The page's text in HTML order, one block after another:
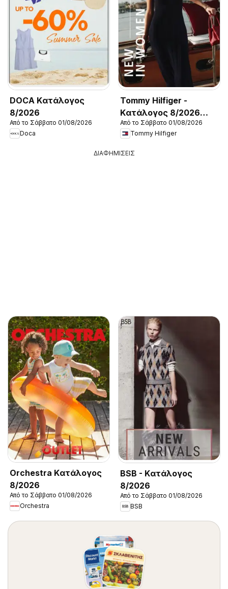
DOCA Kατάλογος
8/2026
Από το Σάββατο 01/08/2026
Doca
Tommy Hilfiger -
Kατάλογος 8/2026
New in Women
Από το Σάββατο 01/08/2026
Tommy Hilfiger
ΔΙΑΦΗΜΙΣΕΙΣ
Orchestra Kατάλογος
8/2026
Από το Σάββατο 01/08/2026
Orchestra
BSB - Kατάλογος
8/2026
Από το Σάββατο 01/08/2026
BSB